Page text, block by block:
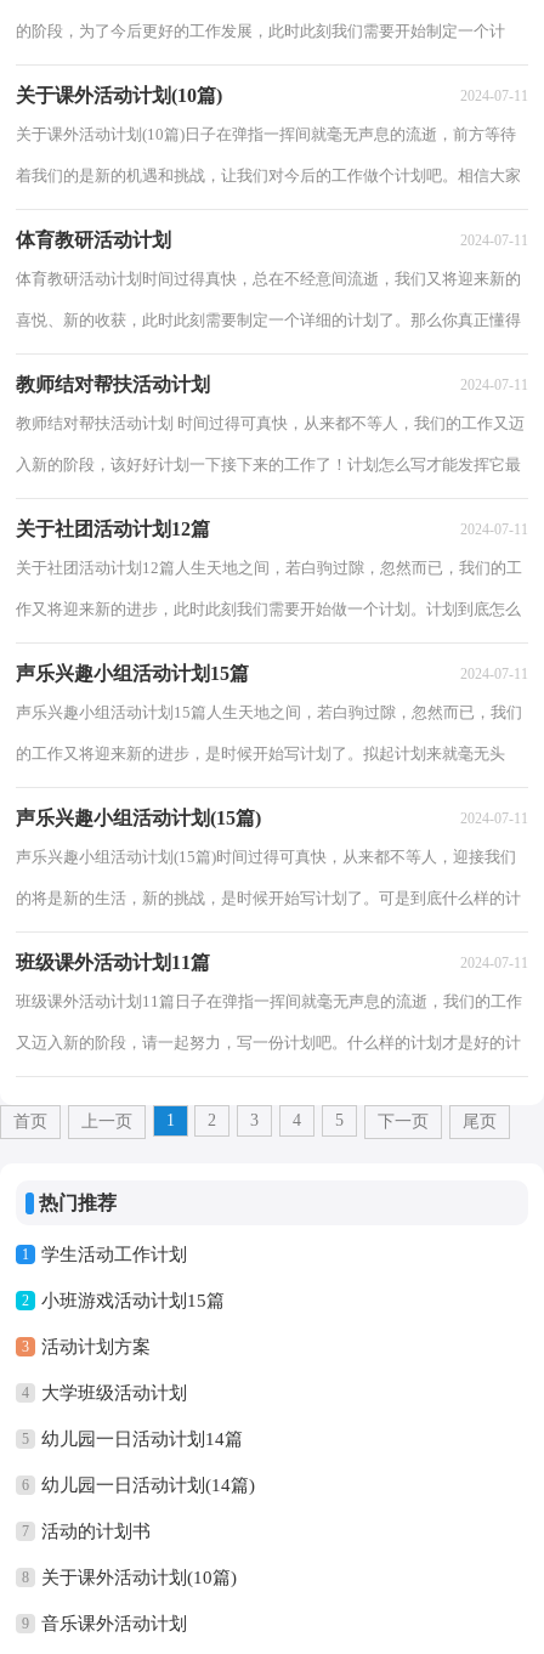
的阶段，为了今后更好的工作发展，此时此刻我们需要开始制定一个计
划。可是到底什么样的计划才是适合自己的呢？以...
关于课外活动计划(10篇) 2024-07-11
关于课外活动计划(10篇)日子在弹指一挥间就毫无声息的流逝，前方等待
着我们的是新的机遇和挑战，让我们对今后的工作做个计划吧。相信大家
又在为写计划犯愁了？下面是小编精心整理...
体育教研活动计划 2024-07-11
体育教研活动计划时间过得真快，总在不经意间流逝，我们又将迎来新的
喜悦、新的收获，此时此刻需要制定一个详细的计划了。那么你真正懂得
怎么制定计划吗？以下是小编帮大家整理的体...
教师结对帮扶活动计划 2024-07-11
教师结对帮扶活动计划 时间过得可真快，从来都不等人，我们的工作又迈
入新的阶段，该好好计划一下接下来的工作了！计划怎么写才能发挥它最
大的作用呢？以下是小编整理的教师结对帮扶...
关于社团活动计划12篇 2024-07-11
关于社团活动计划12篇人生天地之间，若白驹过隙，忽然而已，我们的工
作又将迎来新的进步，此时此刻我们需要开始做一个计划。计划到底怎么
拟定才合适呢？以下是小编整理的关于社团活动...
声乐兴趣小组活动计划15篇 2024-07-11
声乐兴趣小组活动计划15篇人生天地之间，若白驹过隙，忽然而已，我们
的工作又将迎来新的进步，是时候开始写计划了。拟起计划来就毫无头
绪？下面是小编为大家整理的声乐兴趣小组活动计...
声乐兴趣小组活动计划(15篇) 2024-07-11
声乐兴趣小组活动计划(15篇)时间过得可真快，从来都不等人，迎接我们
的将是新的生活，新的挑战，是时候开始写计划了。可是到底什么样的计
划才是适合自己的呢？下面是小编整理的声乐兴...
班级课外活动计划11篇 2024-07-11
班级课外活动计划11篇日子在弹指一挥间就毫无声息的流逝，我们的工作
又迈入新的阶段，请一起努力，写一份计划吧。什么样的计划才是好的计
划呢？以下是小编精心整理的班级课外活动计...
首页 上一页 1 2 3 4 5 下一页 尾页
热门推荐
1 学生活动工作计划
2 小班游戏活动计划15篇
3 活动计划方案
4 大学班级活动计划
5 幼儿园一日活动计划14篇
6 幼儿园一日活动计划(14篇)
7 活动的计划书
8 关于课外活动计划(10篇)
9 音乐课外活动计划